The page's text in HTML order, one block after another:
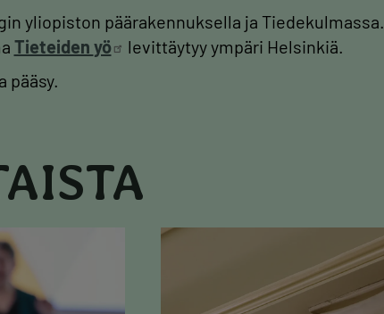
yliopiston päärakennuksella ja Tiedekulmassa.
Tieteiden yö
levittäytyy ympäri Helsinkiä.
pääsy.
Image